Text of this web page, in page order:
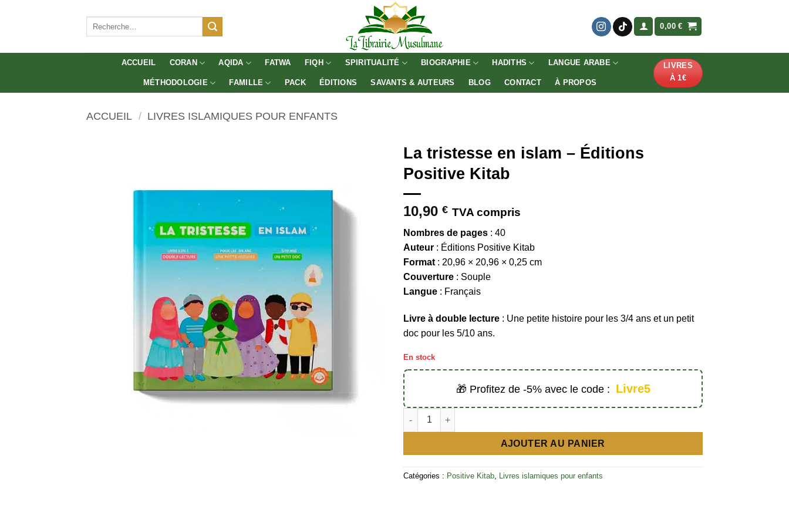
0,00€
ACCUEIL CORAN AQIDA FATWA FIQH SPIRITUALITÉ BIOGRAPHIE HADITHS LANGUE ARABE
MÉTHODOLOGIE FAMILLE PACK ÉDITIONS SAVANTS & AUTEURS BLOG CONTACT À PROPOS
LIVRES
À 1€
ACCUEIL / LIVRES ISLAMIQUES POUR ENFANTS
La tristesse en islam – Éditions
Positive Kitab
10,90 € TVA compris
Nombres de pages : 40
Auteur : Éditions Positive Kitab
Format : 20,96 × 20,96 × 0,25 cm
Couverture : Souple
Langue : Français
Livre à double lecture : Une petite histoire pour les 3/4 ans et un petit
doc pour les 5/10 ans.
En stock
🎁 Profitez de -5% avec le code : Livre5
quantité de La tristesse en islam - Éditions Positive Kitab
AJOUTER AU PANIER
Catégories : Positive Kitab, Livres islamiques pour enfants